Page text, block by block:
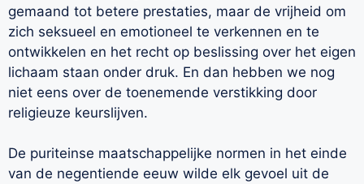
gemaand tot betere prestaties, maar de vrijheid om
zich seksueel en emotioneel te verkennen en te
ontwikkelen en het recht op beslissing over het eigen
lichaam staan onder druk. En dan hebben we nog
niet eens over de toenemende verstikking door
religieuze keurslijven.
De puriteinse maatschappelijke normen in het einde
van de negentiende eeuw wilde elk gevoel uit de